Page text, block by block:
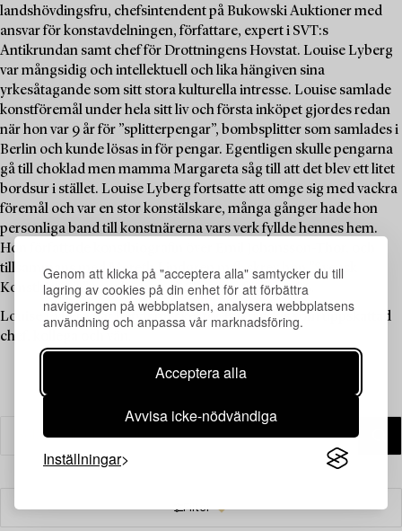
Genom att klicka på "acceptera alla" samtycker du till
lagring av cookies på din enhet för att förbättra
navigeringen på webbplatsen, analysera webbplatsens
användning och anpassa vår marknadsföring.
Acceptera alla
Avvisa icke-nödvändiga
Inställningar
landshövdingsfru, chefsintendent på Bukowski Auktioner med
ansvar för konstavdelningen, författare, expert i SVT:s
Antikrundan samt chef för Drottningens Hovstat. Louise Lyberg
var mångsidig och intellektuell och lika hängiven sina
yrkesåtagande som sitt stora kulturella intresse. Louise samlade
konstföremål under hela sitt liv och första inköpet gjordes redan
när hon var 9 år för ”splitterpengar”, bombsplitter som samlades i
Berlin och kunde lösas in för pengar. Egentligen skulle pengarna
gå till choklad men mamma Margareta såg till att det blev ett litet
bordsur i stället. Louise Lyberg fortsatte att omge sig med vackra
föremål och var en stor konstälskare, många gånger hade hon
personliga band till konstnärerna vars verk fyllde hennes hem.
Hon författade konstbiografin över Emil Johansson-Thor, och
tillsammans med Mereth Lindgren m.fl. skrev hon ”Svensk
Konsthistoria” som kom ut på Signums förlag 1986.
Louise Lyberg har betytt mycket för Bukowskis som uppskattad
chef, kollega och vän.
Filter